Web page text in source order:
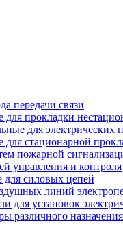
передачи связи
для прокладки
для электрических
для стационарной
пожарной
управления и контроля
для силовых цепей
линий
для установок
различного назначения